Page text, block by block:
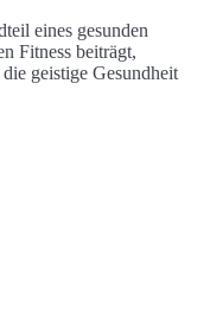
eines gesunden
Fitness beiträgt,
geistige Gesundheit